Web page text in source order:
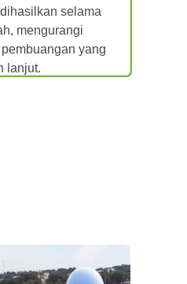
selama
mengurangi
yang
lanjut.